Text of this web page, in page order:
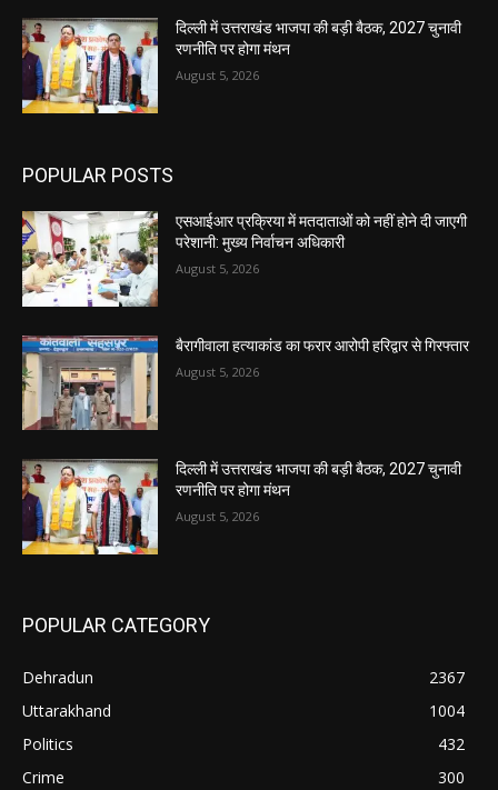
दिल्ली में उत्तराखंड भाजपा की बड़ी बैठक, 2027 चुनावी
रणनीति पर होगा मंथन
August 5, 2026
POPULAR POSTS
एसआईआर प्रक्रिया में मतदाताओं को नहीं होने दी जाएगी
परेशानी: मुख्य निर्वाचन अधिकारी
August 5, 2026
बैरागीवाला हत्याकांड का फरार आरोपी हरिद्वार से गिरफ्तार
August 5, 2026
दिल्ली में उत्तराखंड भाजपा की बड़ी बैठक, 2027 चुनावी
रणनीति पर होगा मंथन
August 5, 2026
POPULAR CATEGORY
Dehradun
2367
Uttarakhand
1004
Politics
432
Crime
300